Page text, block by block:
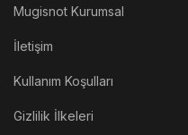
Mugisnot Kurumsal
İletişim
Kullanım Koşulları
Gizlilik İlkeleri